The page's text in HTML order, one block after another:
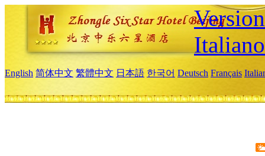
Italiano
English 简体中文 繁體中文 日本語 한국어 Deutsch Français